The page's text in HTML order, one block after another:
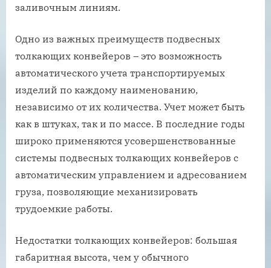
заливочным линиям.
Одно из важных преимуществ подвесных
толкающих конвейеров – это возможность
автоматического учета транспортируемых
изделий по каждому наименованию,
независимо от их количества. Учет может быть
как в штуках, так и по массе. В последние годы
широко применяются усовершенствованные
системы подвесных толкающих конвейеров с
автоматическим управлением и адресованием
груза, позволяющие механизировать
трудоемкие работы.
Недостатки толкающих конвейеров: большая
габаритная высота, чем у обычного